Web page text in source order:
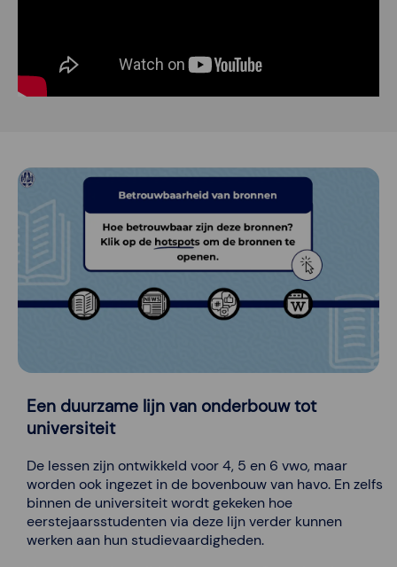
Een duurzame lijn van onderbouw tot
universiteit
De lessen zijn ontwikkeld voor 4, 5 en 6 vwo, maar
worden ook ingezet in de bovenbouw van havo. En zelfs
binnen de universiteit wordt gekeken hoe
eerstejaarsstudenten via deze lijn verder kunnen
werken aan hun studievaardigheden.